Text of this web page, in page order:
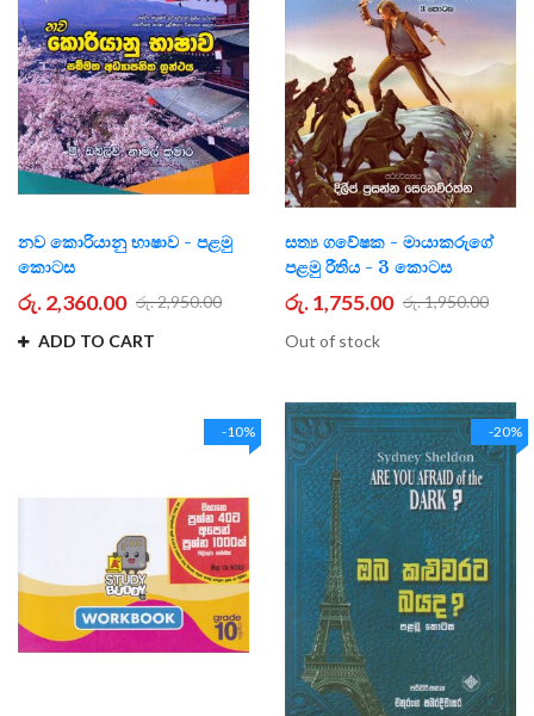
නව කොරියානු භාෂාව - පළමු
කොටස
රු. 2,360.00 රු. 2,950.00
ADD TO CART
සත්‍ය ගවේෂක - මායාකරුගේ
පළමු රීතිය - 3 කොටස
රු. 1,755.00 රු. 1,950.00
Out of stock
-10% -20%